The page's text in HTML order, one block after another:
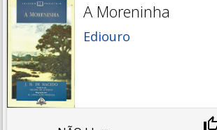
A Moreninha
Ediouro